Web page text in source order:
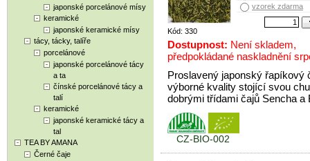
japonské porcelánové mísy
keramické
japonské keramické mísy
tácy, tácky, talíře
porcelánové
japonské porcelánové tácy
a ta
čínské porcelánové tácy a
talí
keramické
japonské keramické tácy a
tal
TEA BY AMANA
Černé čaje
Kód: 330
vzorek zdarma
Dostupnost: Není skladem,
předpokládané naskladnění
Proslavený japonský řapíkový
výborné kvality stojící svou
dobrými třídami čajů Sencha a
CZ-BIO-002